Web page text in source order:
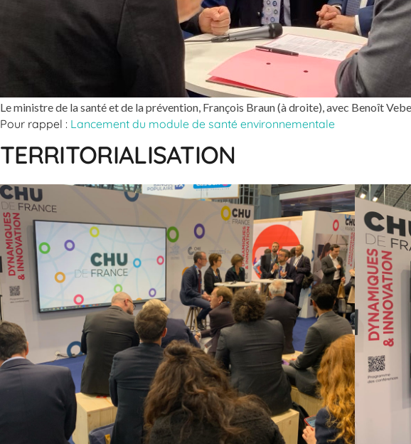
Le ministre de la santé et de la prévention, François Braun (à droite), avec Benoît
Pour rappel : Lancement du module de santé environnementale
TERRITORIALISATION